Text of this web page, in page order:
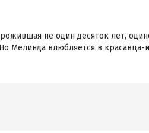
не один десяток лет,
Мелинда влюбляется в красавца-